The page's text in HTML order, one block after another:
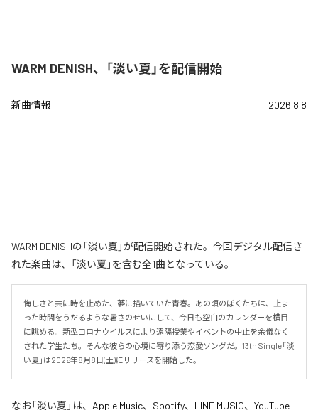
WARM DENISH、「淡い夏」を配信開始
新曲情報 2026.8.8
WARM DENISHの「淡い夏」が配信開始された。今回デジタル配信さ
れた楽曲は、「淡い夏」を含む全1曲となっている。
悔しさと共に時を止めた、夢に描いていた青春。あの頃のぼくたちは、止ま
った時間をうだるような暑さのせいにして、今日も空白のカレンダーを横目
に眺める。新型コロナウイルスにより遠隔授業やイベントの中止を余儀なく
された学生たち。そんな彼らの心境に寄り添う恋愛ソングだ。13th Single「淡
い夏」は2026年8月8日(土)にリリースを開始した。
なお「淡い夏 」は、 Apple Music、 Spotify、 LINE MUSIC、 YouTube